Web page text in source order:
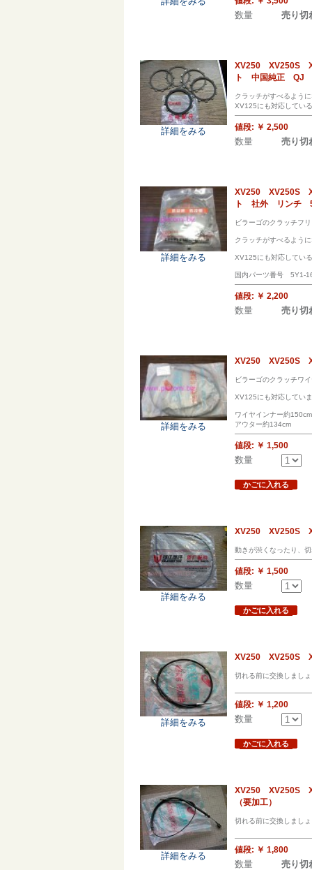
数量 売り切
詳細をみる
XV250 XV250S
ト 中国純正 QJ
クラッチがすべるよう
XV125にも対応してい
値段: ￥ 2,500
数量 売り切
詳細をみる
XV250 XV250S
ト 社外 リンチ
ビラーゴのクラッチフ
クラッチがすべるよう
XV125にも対応してい
国内パーツ番号
値段: ￥ 2,200
数量 売り切
詳細をみる
XV250 XV250S
ビラーゴのクラッチワ
XV125にも対応してい
ワイヤインナー約150cm
アウター約134cm
値段: ￥ 1,500
数量
かごに入れる
詳細をみる
XV250 XV250S
動きが渋くなったり、
値段: ￥ 1,500
数量
かごに入れる
詳細をみる
XV250 XV250S
切れる前に交換しまし
値段: ￥ 1,200
数量
かごに入れる
詳細をみる
XV250 XV250S
（要加工）
切れる前に交換しまし
値段: ￥ 1,800
数量 売り切